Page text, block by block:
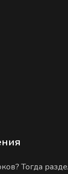
Тогда